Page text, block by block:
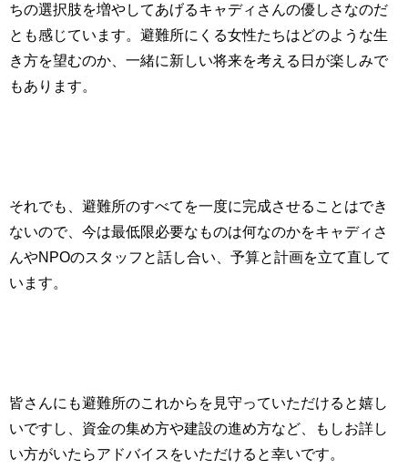
ちの選択肢を増やしてあげるキャディさんの優しさなのだ
とも感じています。避難所にくる女性たちはどのような生
き方を望むのか、一緒に新しい将来を考える日が楽しみで
もあります。
それでも、避難所のすべてを一度に完成させることはでき
ないので、今は最低限必要なものは何なのかをキャディさ
んやNPOのスタッフと話し合い、予算と計画を立て直して
います。
皆さんにも避難所のこれからを見守っていただけると嬉し
いですし、資金の集め方や建設の進め方など、もしお詳し
い方がいたらアドバイスをいただけると幸いです。